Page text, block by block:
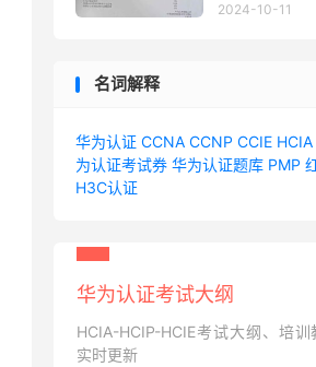
2024-10-11
名词解释
华为认证 CCNA CCNP CCIE HCIA
为认证考试券 华为认证题库 PMP
H3C认证
华为认证考试大纲
HCIA-HCIP-HCIE考试大纲、培
实时更新